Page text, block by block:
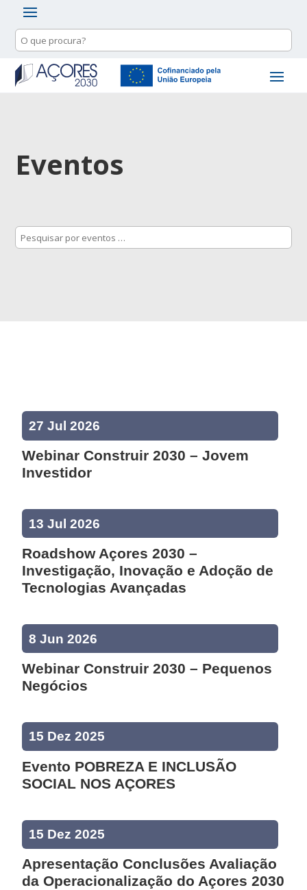
Eventos
27 Jul 2026
Webinar Construir 2030 – Jovem
Investidor
13 Jul 2026
Roadshow Açores 2030 –
Investigação, Inovação e Adoção de
Tecnologias Avançadas
8 Jun 2026
Webinar Construir 2030 – Pequenos
Negócios
15 Dez 2025
Evento POBREZA E INCLUSÃO
SOCIAL NOS AÇORES
15 Dez 2025
Apresentação Conclusões Avaliação
da Operacionalização do Açores 2030